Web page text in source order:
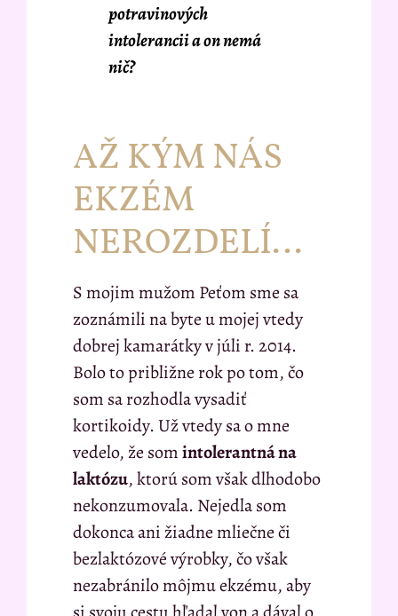
potravinových
intolerancii a on nemá
nič?
AŽ KÝM NÁS
EKZÉM
NEROZDELÍ…
S mojim mužom Peťom sme sa
zoznámili na byte u mojej vtedy
dobrej kamarátky v júli r. 2014.
Bolo to približne rok po tom, čo
som sa rozhodla vysadiť
kortikoidy. Už vtedy sa o mne
vedelo, že somintolerantná na
laktózu, ktorú som však dlhodobo
nekonzumovala. Nejedla som
dokonca ani žiadne mliečne či
bezlaktózové výrobky, čo však
nezabránilo môjmu ekzému, aby